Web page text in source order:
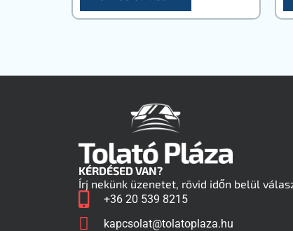
KÉRDÉSED VAN?
Írj nekünk üzenetet, rövid időn belül
+36 20 539 8215
kapcsolat@tolatoplaza.hu